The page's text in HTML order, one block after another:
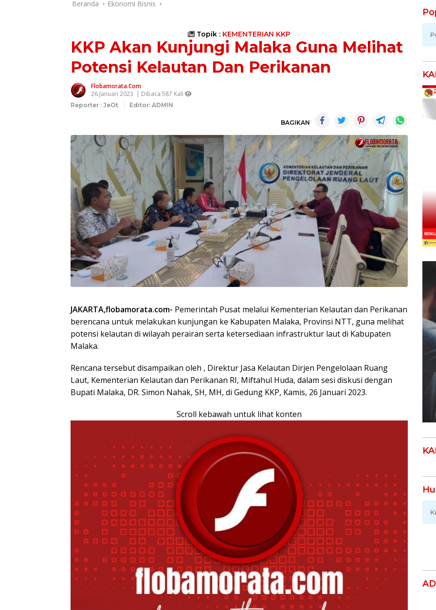
Beranda Ekonomi Bisnis
Topik : KEMENTERIAN KKP
KKP Akan Kunjungi Malaka Guna Melihat
Potensi Kelautan Dan Perikanan
Flobamorata.com
26 Januari 2023 | Dibaca 587 Kali
Reporter : JeOt Editor: ADMIN
BAGIKAN
JAKARTA,flobamorata.com- Pemerintah Pusat melalui Kementerian Kelautan dan Perikanan
berencana untuk melakukan kunjungan ke Kabupaten Malaka, Provinsi NTT, guna melihat
potensi kelautan di wilayah perairan serta ketersediaan infrastruktur laut di Kabupaten
Malaka.
Rencana tersebut disampaikan oleh , Direktur Jasa Kelautan Dirjen Pengelolaan Ruang
Laut, Kementerian Kelautan dan Perikanan RI, Miftahul Huda, dalam sesi diskusi dengan
Bupati Malaka, DR. Simon Nahak, SH, MH, di Gedung KKP, Kamis, 26 Januari 2023.
Scroll kebawah untuk lihat konten